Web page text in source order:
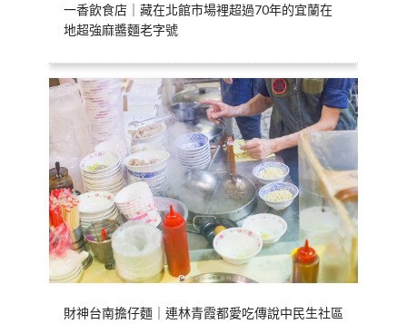
一香飲食店｜藏在北館市場裡超過70年的宜蘭在
地超強麻醬麵老字號
財神台南擔仔麵｜連林青霞都愛吃傳說中民生社區